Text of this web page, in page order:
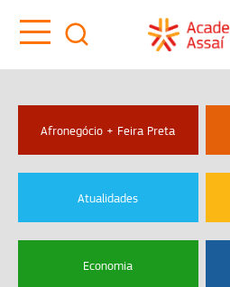
Afronegócio + Feira Preta
Atualidades
Economia